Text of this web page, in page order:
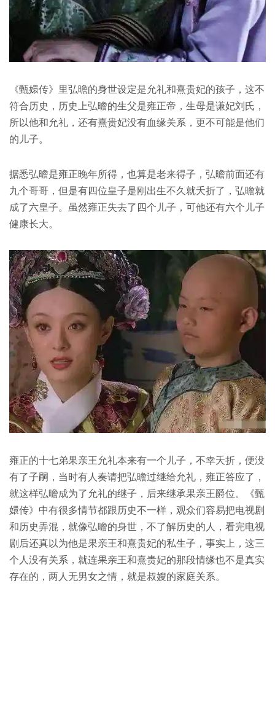
《甄嬛传》里弘曕的身世设定是允礼和熹贵妃的孩子，这不
符合历史，历史上弘曕的生父是雍正帝，生母是谦妃刘氏，
所以他和允礼，还有熹贵妃没有血缘关系，更不可能是他们
的儿子。
据悉弘曕是雍正晚年所得，也算是老来得子，弘曕前面还有
九个哥哥，但是有四位皇子是刚出生不久就夭折了，弘曕就
成了六皇子。虽然雍正失去了四个儿子，可他还有六个儿子
健康长大。
雍正的十七弟果亲王允礼本来有一个儿子，不幸夭折，便没
有了子嗣，当时有人奏请把弘曕过继给允礼，雍正答应了，
就这样弘曕成为了允礼的继子，后来继承果亲王爵位。《甄
嬛传》中有很多情节都跟历史不一样，观众们容易把电视剧
和历史弄混，就像弘曕的身世，不了解历史的人，看完电视
剧后还真以为他是果亲王和熹贵妃的私生子，事实上，这三
个人没有关系，就连果亲王和熹贵妃的那段情缘也不是真实
存在的，两人无男女之情，就是叔嫂的家庭关系。